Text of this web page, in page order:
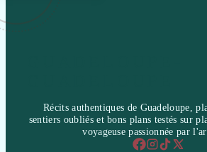
Récits authentiques de Guadeloupe,
sentiers oubliés et bons plans testés sur
voyageuse passionnée par